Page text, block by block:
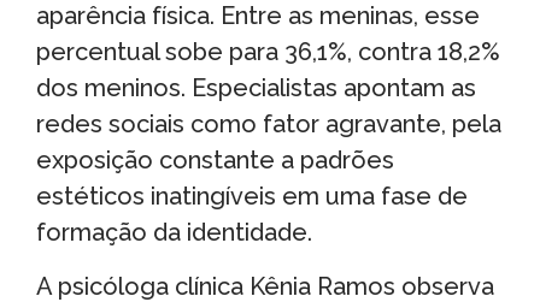
aparência física. Entre as meninas, esse
percentual sobe para 36,1%, contra 18,2%
dos meninos. Especialistas apontam as
redes sociais como fator agravante, pela
exposição constante a padrões
estéticos inatingíveis em uma fase de
formação da identidade.
A psicóloga clínica Kênia Ramos observa